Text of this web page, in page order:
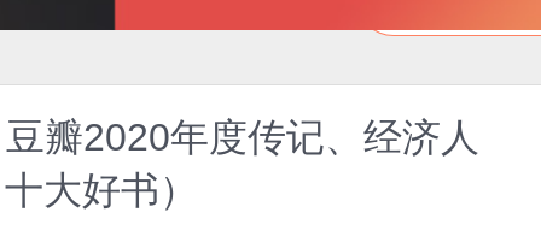
瓣2020年度传记、经济人
大好书）